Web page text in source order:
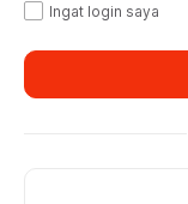
Ingat login saya